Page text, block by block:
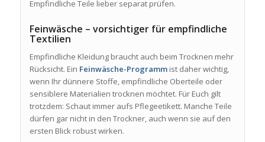
Empfindliche Teile lieber separat prüfen.
Feinwäsche – vorsichtiger für empfindliche
Textilien
Empfindliche Kleidung braucht auch beim Trocknen mehr
Rücksicht. Ein Feinwäsche-Programmist daher wichtig,
wenn Ihr dünnere Stoffe, empfindliche Oberteile oder
sensiblere Materialien trocknen möchtet. Für Euch gilt
trotzdem: Schaut immer aufs Pflegeetikett. Manche Teile
dürfen gar nicht in den Trockner, auch wenn sie auf den
ersten Blick robust wirken.